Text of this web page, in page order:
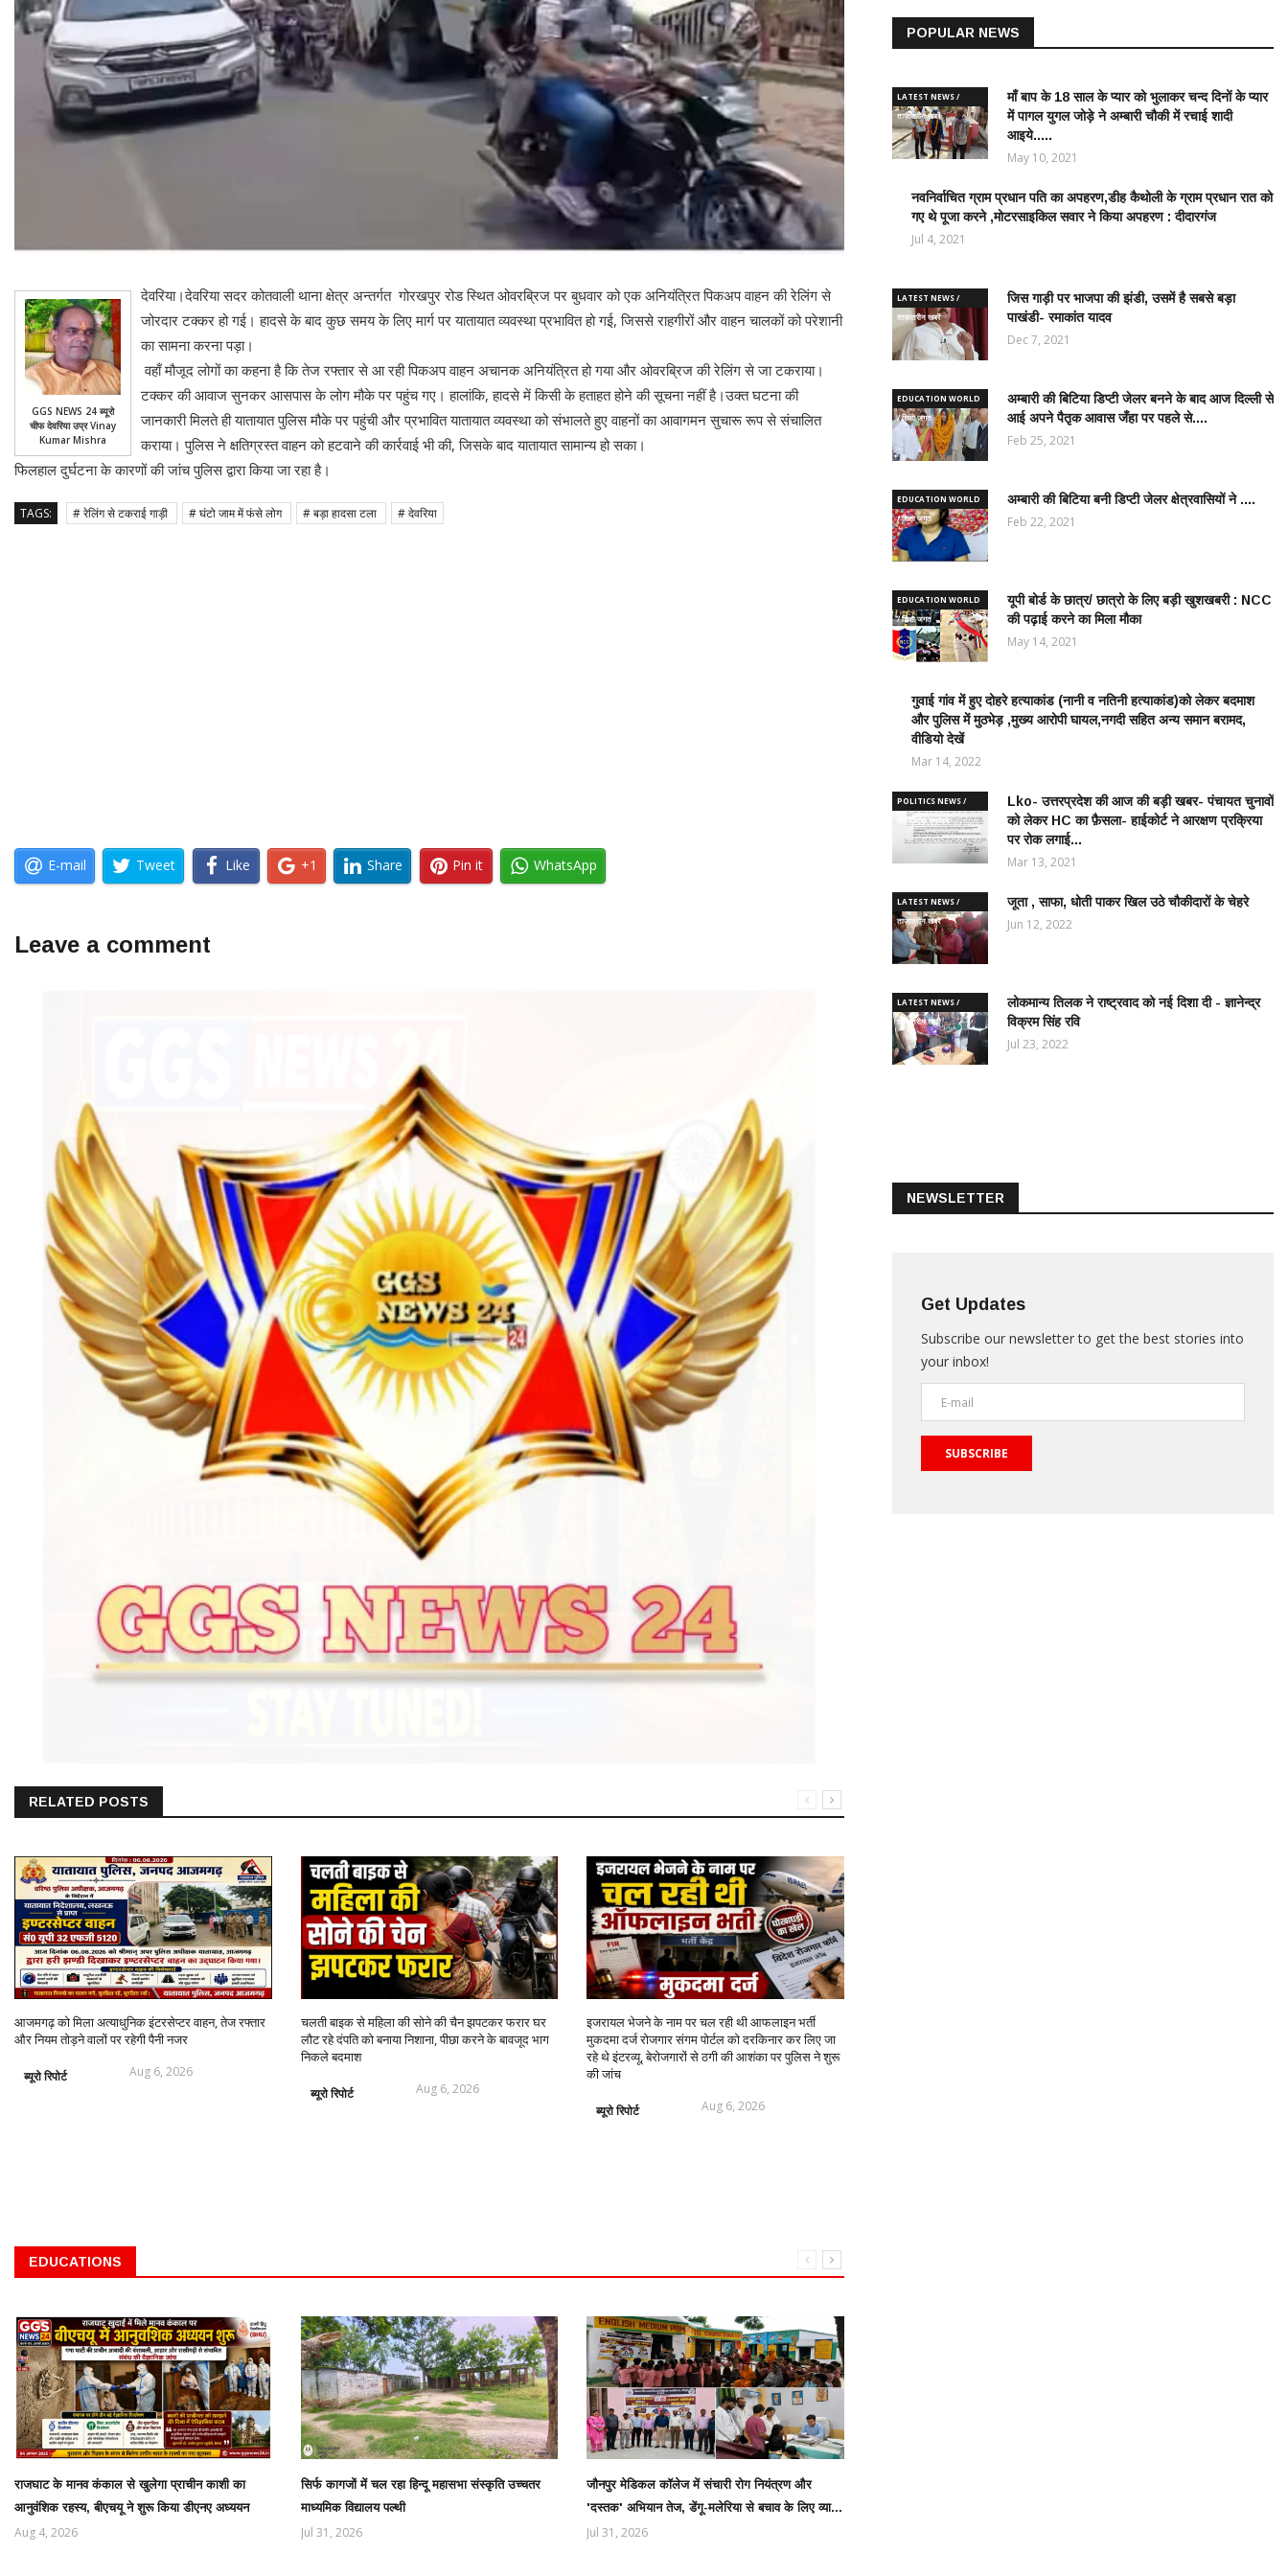
GGS NEWS 24 ब्यूरो
चीफ देवरिया उप्र Vinay
Kumar Mishra
देवरिया।देवरिया सदर कोतवाली थाना क्षेत्र अन्तर्गत गोरखपुर रोड स्थित ओवरब्रिज पर बुधवार को एक अनियंत्रित पिकअप वाहन की रेलिंग से
जोरदार टक्कर हो गई। हादसे के बाद कुछ समय के लिए मार्ग पर यातायात व्यवस्था प्रभावित हो गई, जिससे राहगीरों और वाहन चालकों को परेशानी
का सामना करना पड़ा।
वहाँ मौजूद लोगों का कहना है कि तेज रफ्तार से आ रही पिकअप वाहन अचानक अनियंत्रित हो गया और ओवरब्रिज की रेलिंग से जा टकराया।
टक्कर की आवाज सुनकर आसपास के लोग मौके पर पहुंच गए। हालांकि, हादसे में किसी के हताहत होने की सूचना नहीं है।उक्त घटना की
जानकारी मिलते ही यातायात पुलिस मौके पर पहुंची और प्रभावित यातायात व्यवस्था को संभालते हुए वाहनों का आवागमन सुचारू रूप से संचालित
कराया। पुलिस ने क्षतिग्रस्त वाहन को हटवाने की कार्रवाई भी की, जिसके बाद यातायात सामान्य हो सका।
फिलहाल दुर्घटना के कारणों की जांच पुलिस द्वारा किया जा रहा है।
TAGS: # रेलिंग से टकराई गाड़ी # घंटो जाम में फंसे लोग # बड़ा हादसा टला # देवरिया
E-mail Tweet Like +1 Share Pin it WhatsApp
Leave a comment
RELATED POSTS
आजमगढ़ को मिला अत्याधुनिक इंटरसेप्टर वाहन, तेज रफ्तार
और नियम तोड़ने वालों पर रहेगी पैनी नजर
ब्यूरो रिपोर्ट Aug 6, 2026
चलती बाइक से महिला की सोने की चैन झपटकर फरार घर
लौट रहे दंपति को बनाया निशाना, पीछा करने के बावजूद भाग
निकले बदमाश
ब्यूरो रिपोर्ट Aug 6, 2026
इजरायल भेजने के नाम पर चल रही थी आफलाइन भर्ती
मुकदमा दर्ज रोजगार संगम पोर्टल को दरकिनार कर लिए जा
रहे थे इंटरव्यू, बेरोजगारों से ठगी की आशंका पर पुलिस ने शुरू
की जांच
ब्यूरो रिपोर्ट Aug 6, 2026
EDUCATIONS
राजघाट के मानव कंकाल से खुलेगा प्राचीन काशी का
आनुवंशिक रहस्य, बीएचयू ने शुरू किया डीएनए अध्ययन
Aug 4, 2026
सिर्फ कागजों में चल रहा हिन्दू महासभा संस्कृति उच्चतर
माध्यमिक विद्यालय पल्थी
Jul 31, 2026
जौनपुर मेडिकल कॉलेज में संचारी रोग नियंत्रण और
'दस्तक' अभियान तेज, डेंगू-मलेरिया से बचाव के लिए व्या...
Jul 31, 2026
POPULAR NEWS
LATEST NEWS /
ताज़ातरीन खबरें
माँ बाप के 18 साल के प्यार को भुलाकर चन्द दिनों के प्यार
में पागल युगल जोड़े ने अम्बारी चौकी में रचाई शादी
आइये.....
May 10, 2021
LATEST
NEWS /
ताज़ातरीन
नवनिर्वाचित ग्राम प्रधान पति का अपहरण,डीह कैथोली के ग्राम प्रधान रात को
गए थे पूजा करने ,मोटरसाइकिल सवार ने किया अपहरण : दीदारगंज
Jul 4, 2021
LATEST NEWS /
ताज़ातरीन खबरें
जिस गाड़ी पर भाजपा की झंडी, उसमें है सबसे बड़ा
पाखंडी- रमाकांत यादव
Dec 7, 2021
EDUCATION WORLD
/ शिक्षा जगत
अम्बारी की बिटिया डिप्टी जेलर बनने के बाद आज दिल्ली से
आई अपने पैतृक आवास जँहा पर पहले से....
Feb 25, 2021
EDUCATION WORLD
/ शिक्षा जगत
अम्बारी की बिटिया बनी डिप्टी जेलर क्षेत्रवासियों ने ....
Feb 22, 2021
EDUCATION WORLD
/ शिक्षा जगत
यूपी बोर्ड के छात्र/ छात्रो के लिए बड़ी खुशखबरी : NCC
की पढ़ाई करने का मिला मौका
May 14, 2021
CRIME
NEWS
आपराधिक
गुवाई गांव में हुए दोहरे हत्याकांड (नानी व नतिनी हत्याकांड)को लेकर बदमाश
और पुलिस में मुठभेड़ ,मुख्य आरोपी घायल,नगदी सहित अन्य समान बरामद,
वीडियो देखें
Mar 14, 2022
POLITICS NEWS /
राजनीतिक समाचार
Lko- उत्तरप्रदेश की आज की बड़ी खबर- पंचायत चुनावों
को लेकर HC का फ़ैसला- हाईकोर्ट ने आरक्षण प्रक्रिया
पर रोक लगाई...
Mar 13, 2021
LATEST NEWS /
ताज़ातरीन खबरें
जूता , साफा, धोती पाकर खिल उठे चौकीदारों के चेहरे
Jun 12, 2022
LATEST NEWS /
ताज़ातरीन खबरें
लोकमान्य तिलक ने राष्ट्रवाद को नई दिशा दी - ज्ञानेन्द्र
विक्रम सिंह रवि
Jul 23, 2022
NEWSLETTER
Get Updates
Subscribe our newsletter to get the best stories into
your inbox!
SUBSCRIBE